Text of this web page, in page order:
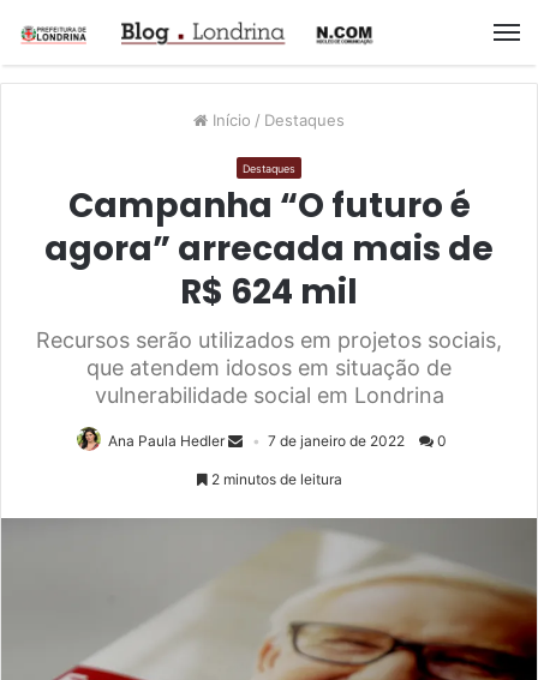
Início / Destaques
Destaques
Campanha “O futuro é
agora” arrecada mais de
R$ 624 mil
Recursos serão utilizados em projetos sociais,
que atendem idosos em situação de
vulnerabilidade social em Londrina
Ana Paula Hedler 7 de janeiro de 2022 0
2 minutos de leitura